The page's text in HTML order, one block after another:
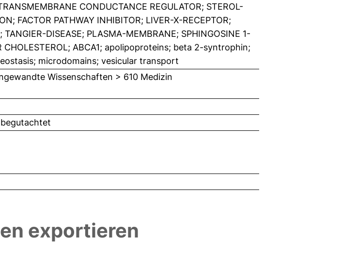
CONDUCTANCE REGULATOR; STEROL-
FACTOR PATHWAY INHIBITOR; LIVER-X-RECEPTOR;
TANGIER-DISEASE; PLASMA-MEMBRANE; SPHINGOSINE 1-
CHOLESTEROL; ABCA1; apolipoproteins; beta 2-syntrophin;
microdomains; vesicular transport
Wissenschaften > 610 Medizin
exportieren